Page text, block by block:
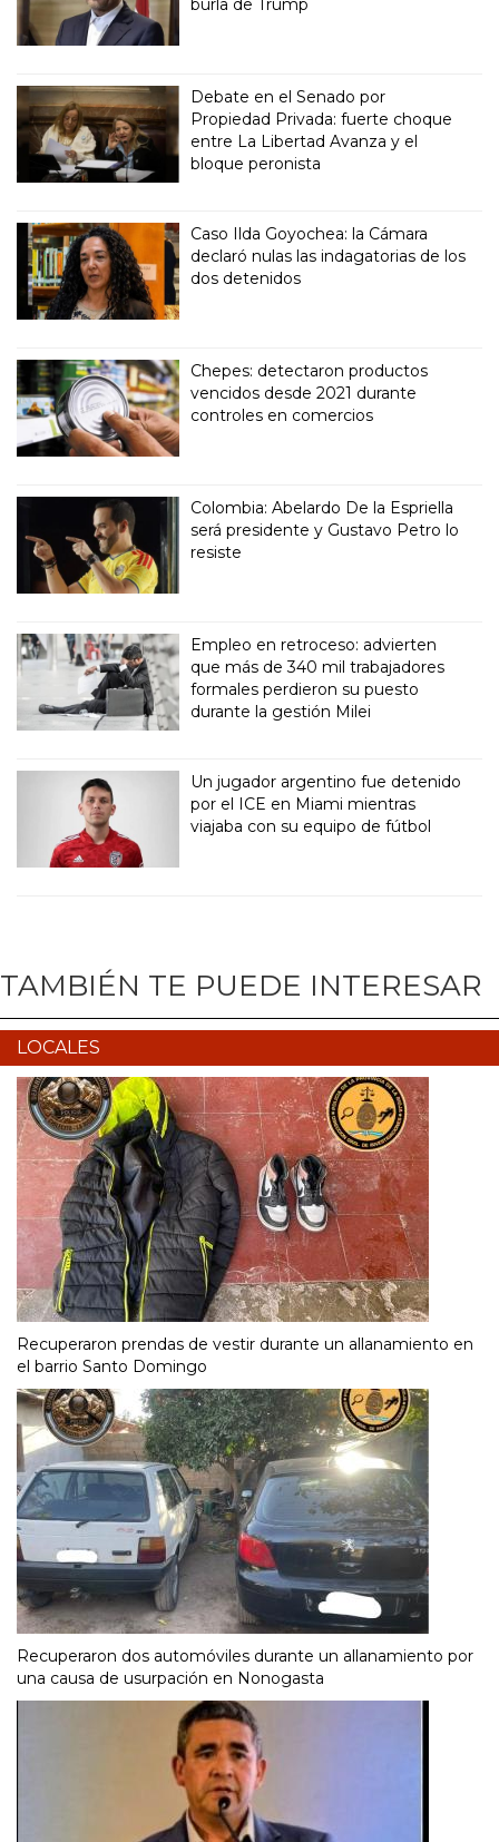
burla de Trump
Debate en el Senado por
Propiedad Privada: fuerte choque
entre La Libertad Avanza y el
bloque peronista
Caso Ilda Goyochea: la Cámara
declaró nulas las indagatorias de los
dos detenidos
Chepes: detectaron productos
vencidos desde 2021 durante
controles en comercios
Colombia: Abelardo De la Espriella
será presidente y Gustavo Petro lo
resiste
Empleo en retroceso: advierten
que más de 340 mil trabajadores
formales perdieron su puesto
durante la gestión Milei
Un jugador argentino fue detenido
por el ICE en Miami mientras
viajaba con su equipo de fútbol
TAMBIÉN TE PUEDE INTERESAR
LOCALES
Recuperaron prendas de vestir durante un allanamiento en
el barrio Santo Domingo
Recuperaron dos automóviles durante un allanamiento por
una causa de usurpación en Nonogasta